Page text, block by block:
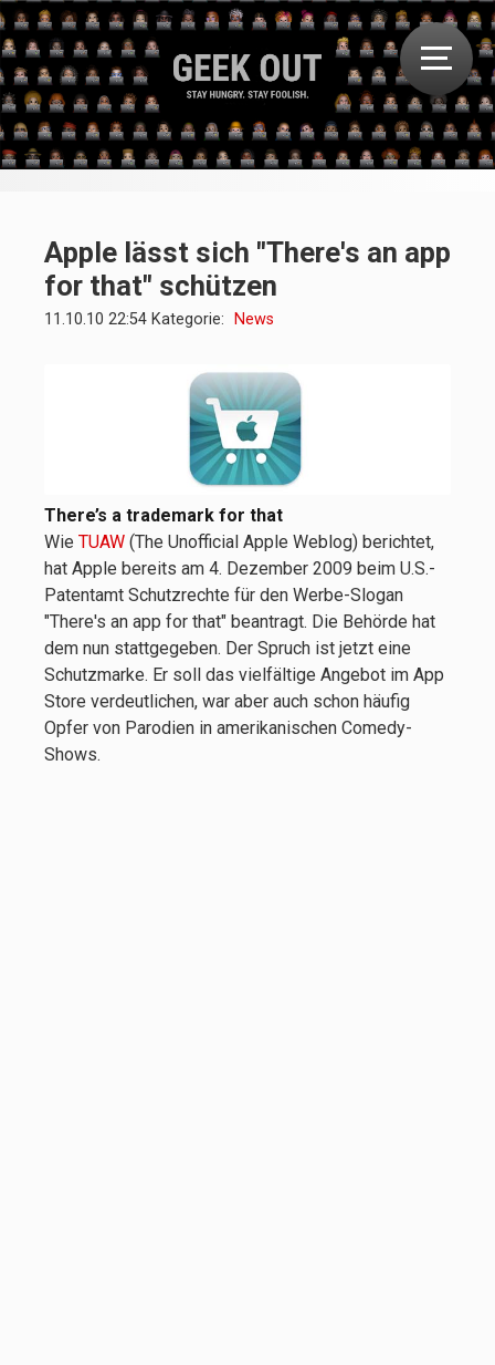
Apple lässt sich "There's an app
for that" schützen
11.10.10 22:54 Kategorie: News
There’s a trademark for that
Wie TUAW (The Unofficial Apple Weblog) berichtet,
hat Apple bereits am 4. Dezember 2009 beim U.S.-
Patentamt Schutzrechte für den Werbe-Slogan
"There's an app for that" beantragt. Die Behörde hat
dem nun stattgegeben. Der Spruch ist jetzt eine
Schutzmarke. Er soll das vielfältige Angebot im App
Store verdeutlichen, war aber auch schon häufig
Opfer von Parodien in amerikanischen Comedy-
Shows.